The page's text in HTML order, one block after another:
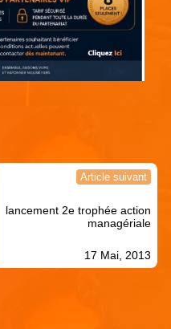
Article suivant
lancement 2e trophée action
managériale
17 Mai, 2013